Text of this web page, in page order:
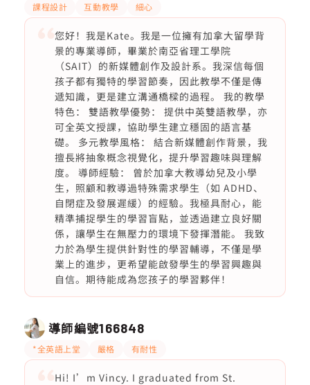
課程設計 互動教學 細心
您好！我是Kate。我是一位擁有加拿大留學背
景的專業導師，畢業於南亞省理工學院
（SAIT）的新媒體創作及設計系。我深信每個
孩子都有獨特的學習節奏，因此教學不僅是傳
遞知識，更是建立溝通橋樑的過程。 我的教學
特色： 雙語教學優勢： 提供中英雙語教學，亦
可全英文授課，協助學生建立穩固的語言基
礎。 多元教學風格： 結合新媒體創作背景，我
擅長將抽象概念視覺化，提升學習趣味與理解
度。 導師經驗： 曾於加拿大教導幼兒及小學
生，照顧和教導過特殊需求學生（如 ADHD、
自閉症及發展遲緩）的經驗。我極具耐心，能
精準捕捉學生的學習盲點，並透過建立良好關
係，讓學生在無壓力的環境下發揮潛能。 我致
力於為學生提供針對性的學習輔導，不僅是學
業上的進步，更希望能啟發學生的學習興趣與
自信。期待能成為您孩子的學習夥伴！
導師編號166848
*全英語上堂 嚴格 有耐性
Hi! I’m Vincy. I graduated from St.